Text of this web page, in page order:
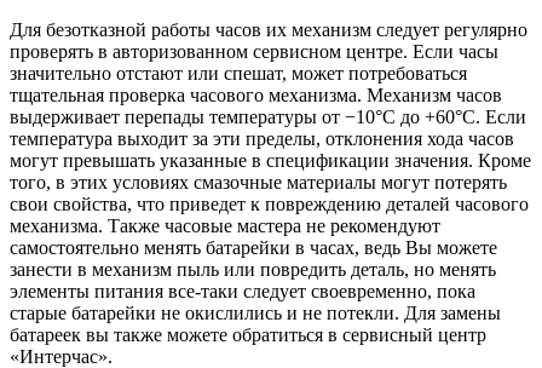
Для безотказной работы часов их механизм следует регулярно
проверять в авторизованном сервисном центре. Если часы
значительно отстают или спешат, может потребоваться
тщательная проверка часового механизма. Механизм часов
выдерживает перепады температуры от −10°C до +60°C. Если
температура выходит за эти пределы, отклонения хода часов
могут превышать указанные в спецификации значения. Кроме
того, в этих условиях смазочные материалы могут потерять
свои свойства, что приведет к повреждению деталей часового
механизма. Также часовые мастера не рекомендуют
самостоятельно менять батарейки в часах, ведь Вы можете
занести в механизм пыль или повредить деталь, но менять
элементы питания все-таки следует своевременно, пока
старые батарейки не окислились и не потекли. Для замены
батареек вы также можете обратиться в сервисный центр
«Интерчас».